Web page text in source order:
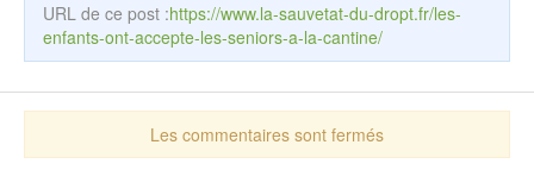
URL de ce post :https://www.la-sauvetat-du-dropt.fr/les-
enfants-ont-accepte-les-seniors-a-la-cantine/
Les commentaires sont fermés